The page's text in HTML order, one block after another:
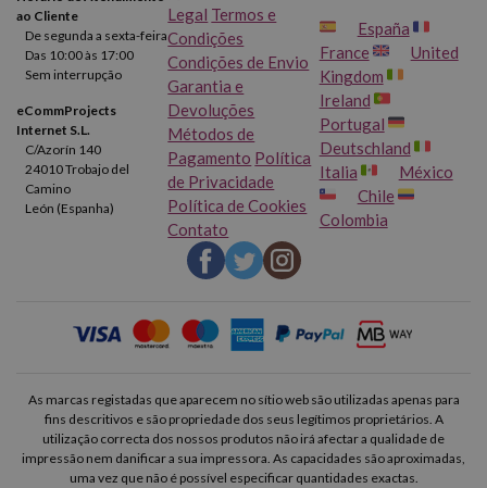
ao Cliente
De segunda a sexta-feira
Das 10:00 às 17:00
Sem interrupção
eCommProjects
Internet S.L.
C/Azorín 140
24010 Trobajo del
Camino
León (Espanha)
Legal Termos e
Condições
Condições de Envio
Garantia e
Devoluções
Métodos de
Pagamento Política
de Privacidade
Política de Cookies
Contato
España
France
United
Kingdom
Ireland
Portugal
Deutschland
Italia
México
Chile
Colombia
As marcas registadas que aparecem no sítio web são utilizadas apenas para
fins descritivos e são propriedade dos seus legítimos proprietários. A
utilização correcta dos nossos produtos não irá afectar a qualidade de
impressão nem danificar a sua impressora. As capacidades são aproximadas,
uma vez que não é possível especificar quantidades exactas.